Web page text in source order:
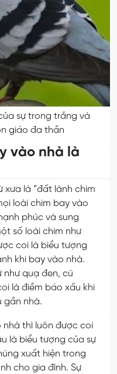
sự trong trắng và
giáo đa thần
vào nhà là
là “đất lành chim
loài chim bay vào
phúc và sung
số loài chim như
coi là biểu tượng
khi bay vào nhà.
như quạ đen, cú
là điềm báo xấu khi
gần nhà.
nhà thì luôn được coi
là biểu tượng của sự
xuất hiện trong
cho gia đình. Sự